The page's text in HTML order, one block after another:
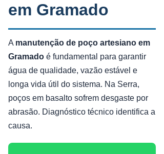
em Gramado
A manutenção de poço artesiano em
Gramado é fundamental para garantir
água de qualidade, vazão estável e
longa vida útil do sistema. Na Serra,
poços em basalto sofrem desgaste por
abrasão. Diagnóstico técnico identifica a
causa.